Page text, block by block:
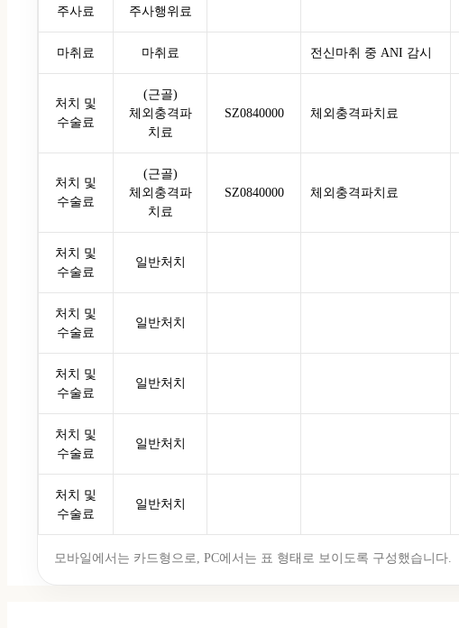
주사료 주사행위료
마취료 마취료 전신마취 중 ANI 감시
처치 및
수술료
(근골)
체외충격파
치료
SZ0840000 체외충격파치료
처치 및
수술료
(근골)
체외충격파
치료
SZ0840000 체외충격파치료
처치 및
수술료
일반처치
처치 및
수술료
일반처치
처치 및
수술료
일반처치
처치 및
수술료
일반처치
처치 및
수술료
일반처치
모바일에서는 카드형으로, PC에서는 표 형태로 보이도록 구성했습니다.